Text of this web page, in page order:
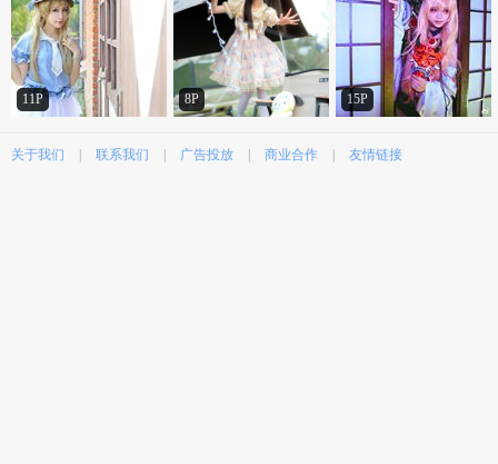
11P 8P 15P
关于我们 联系我们 广告投放 商业合作 友情链接